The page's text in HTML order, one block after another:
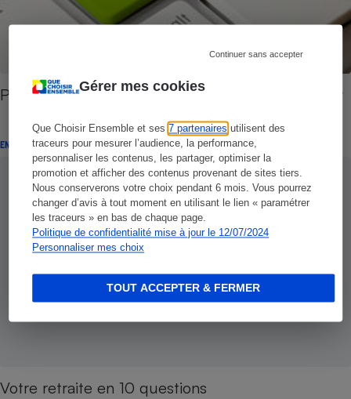
Gérer mes cookies
Que Choisir Ensemble et ses7 partenaires utilisent des
traceurs pour mesurer l’audience, la performance,
personnaliser les contenus, les partager, optimiser la
promotion et afficher des contenus provenant de sites tiers.
Nous conserverons votre choix pendant 6 mois. Vous pourrez
changer d’avis à tout moment en utilisant le lien « paramétrer
les traceurs » en bas de chaque page.
Politique de confidentialité mise à jour le 12/07/2024
Personnaliser mes choix
Continuer sans accepter
TOUT ACCEPTER & FERMER
Pensions de retraite - Les démarches à respecter
ENQUÊTE
Votre retraite en 10 questions